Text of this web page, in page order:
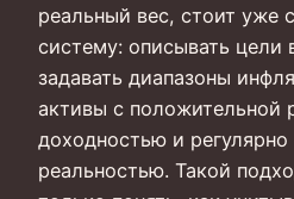
реальный вес, стоит уже
систему: описывать цели
задавать диапазоны
активы с положительной
доходностью и регулярно
реальностью. Такой